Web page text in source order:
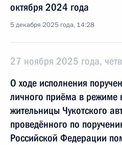
октября 2024 года
5 декабря 2025 года, 14:28
27 ноября 2025 года,
О ходе исполнения
личного приёма в режиме
жительницы Чукотского
проведённого по
Российской Федерации